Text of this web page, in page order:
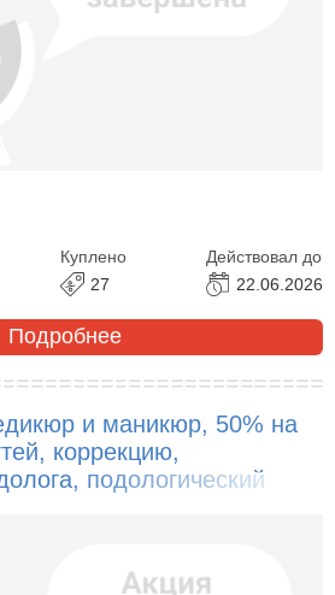
Куплено
27
Действовал до
22.06.2026
Подробнее
и маникюр, 50% на
коррекцию,
подологический